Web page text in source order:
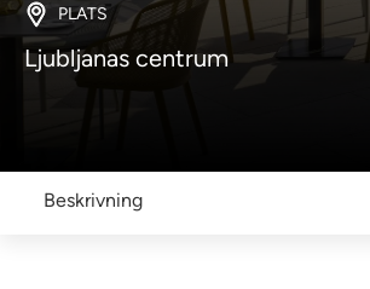
PLATS
Ljubljanas centrum
Beskrivning